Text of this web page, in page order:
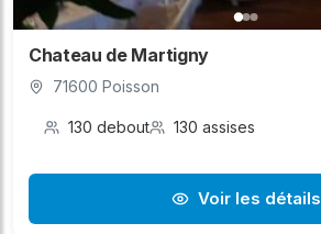
Chateau de Martigny
71600 Poisson
130 debout 130 assises
Voir les détails